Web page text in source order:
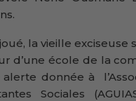
la vieille exciseuse
d’une école de la
donnée à
Sociales